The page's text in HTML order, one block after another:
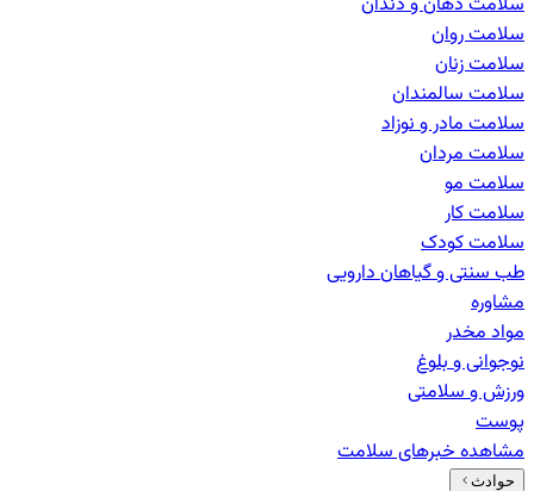
سلامت روان
سلامت زنان
سلامت سالمندان
سلامت مادر و نوزاد
سلامت مردان
سلامت مو
سلامت کار
سلامت کودک
طب سنتی و گیاهان دارویی
مشاوره
مواد مخدر
نوجوانی و بلوغ
ورزش و سلامتی
پوست
مشاهده خبرهایسلامت
حوادث